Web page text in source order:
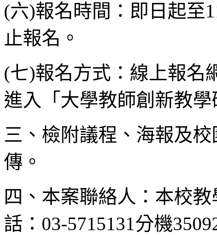
(六)報名時間：即日起至
止報名。
(七)報名方式：線上報名
進入「大學教師創新教
三、檢附議程、海報及
傳。
四、本案聯絡人：本校
話：03-5715131分機